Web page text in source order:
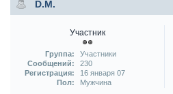
D.M.
Участник
Группа:
Участники
Сообщений:
230
Регистрация:
16 января 07
Пол:
Мужчина